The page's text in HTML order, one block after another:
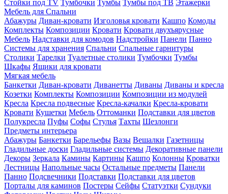
Стойки под TV Тумбочки Тумбы Тумбы под ТВ Этажерки
Мебель для Спальни
Абажуры Диван-кровати Изголовья кровати Кашпо Комоды
Комплекты Композиции Кровати Кровати двухъярусные
Мебель Надставки для комодов Надстройки Панели Панно
Системы для хранения Спальни Спальные гарнитуры
Столики Тарелки Туалетные столики Тумбочки Тумбы
Шкафы Ящики для кровати
Мягкая мебель
Банкетки Диван-кровати Диванетты Диваны Диваны и кресла
Козетки Комплекты Композиции Композиции из модулей
Кресла Кресла подвесные Кресла-качалки Кресла-кровати
Кровати Кушетки Мебель Оттоманки Подставки для цветов
Полукресла Пуфы Софы Стулья Тахты Шезлонги
Предметы интерьера
Абажуры Банкетки Барельефы Вазы Вешалки Газетницы
Гладильные доски Гладильные системы Декоративные панели
Декоры Зеркала Камины Картины Кашпо Колонны Кроватки
Лестницы Напольные часы Остальные предметы Панели
Панно Подсвечники Подставки Подставки для цветов
Порталы для каминов Постеры Сейфы Статуэтки Сундуки